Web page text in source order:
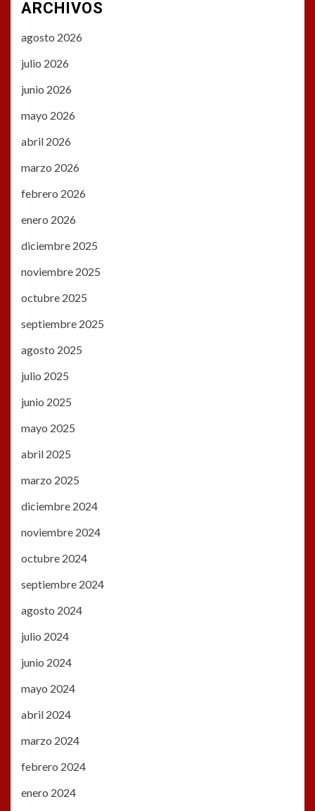
ARCHIVOS
agosto 2026
julio 2026
junio 2026
mayo 2026
abril 2026
marzo 2026
febrero 2026
enero 2026
diciembre 2025
noviembre 2025
octubre 2025
septiembre 2025
agosto 2025
julio 2025
junio 2025
mayo 2025
abril 2025
marzo 2025
diciembre 2024
noviembre 2024
octubre 2024
septiembre 2024
agosto 2024
julio 2024
junio 2024
mayo 2024
abril 2024
marzo 2024
febrero 2024
enero 2024